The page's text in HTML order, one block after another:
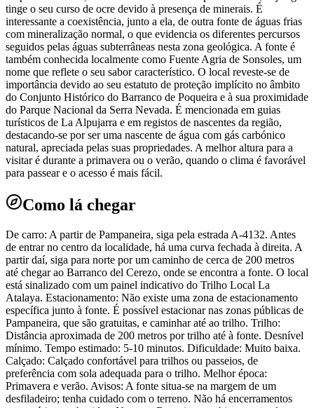
tinge o seu curso de ocre devido à presença de minerais. É
interessante a coexistência, junto a ela, de outra fonte de águas frias
com mineralização normal, o que evidencia os diferentes percursos
seguidos pelas águas subterrâneas nesta zona geológica. A fonte é
também conhecida localmente como Fuente Agria de Sonsoles, um
nome que reflete o seu sabor característico. O local reveste-se de
importância devido ao seu estatuto de proteção implícito no âmbito
do Conjunto Histórico do Barranco de Poqueira e à sua proximidade
do Parque Nacional da Serra Nevada. É mencionada em guias
turísticos de La Alpujarra e em registos de nascentes da região,
destacando-se por ser uma nascente de água com gás carbónico
natural, apreciada pelas suas propriedades. A melhor altura para a
visitar é durante a primavera ou o verão, quando o clima é favorável
para passear e o acesso é mais fácil.
Como lá chegar
De carro: A partir de Pampaneira, siga pela estrada A-4132. Antes
de entrar no centro da localidade, há uma curva fechada à direita. A
partir daí, siga para norte por um caminho de cerca de 200 metros
até chegar ao Barranco del Cerezo, onde se encontra a fonte. O local
está sinalizado com um painel indicativo do Trilho Local La
Atalaya. Estacionamento: Não existe uma zona de estacionamento
específica junto à fonte. É possível estacionar nas zonas públicas de
Pampaneira, que são gratuitas, e caminhar até ao trilho. Trilho:
Distância aproximada de 200 metros por trilho até à fonte. Desnível
mínimo. Tempo estimado: 5-10 minutos. Dificuldade: Muito baixa.
Calçado: Calçado confortável para trilhos ou passeios, de
preferência com sola adequada para o trilho. Melhor época:
Primavera e verão. Avisos: A fonte situa-se na margem de um
desfiladeiro; tenha cuidado com o terreno. Não há encerramentos